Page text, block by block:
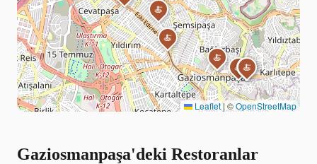
🍝
🍝 🍝
🍝
🍝
🍝
Leaflet |©OpenStreetMap
Gaziosmanpaşa'deki Restoranlar